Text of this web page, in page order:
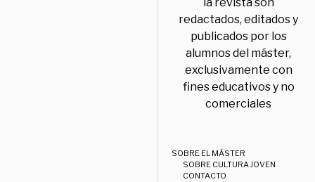
la revista son
redactados, editados y
publicados por los
alumnos del máster,
exclusivamente con
fines educativos y no
comerciales
SOBRE EL MÁSTER
SOBRE CULTURA JOVEN
CONTACTO